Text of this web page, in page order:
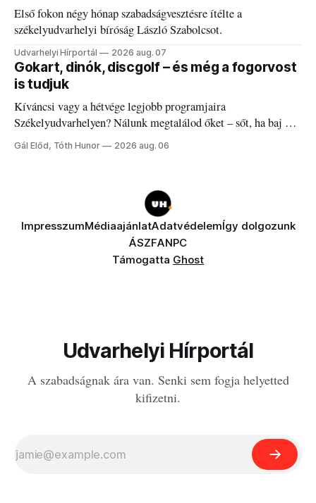
Első fokon négy hónap szabadságvesztésre ítélte a
székelyudvarhelyi bíróság László Szabolcsot.
Udvarhelyi Hírportál 2026 aug. 07
Gokart, dinók, discgolf – és még a fogorvost
is tudjuk
Kíváncsi vagy a hétvége legjobb programjaira
Székelyudvarhelyen? Nálunk megtalálod őket – sőt, ha baj van
a fogaddal, a fogorvosi ügyeletet is!
Gál Előd, Tóth Hunor 2026 aug. 06
ImpresszumMédiaajánlatAdatvédelemÍgy dolgozunk
ÁSZFANPC
Támogatta Ghost
Udvarhelyi Hírportál
A szabadságnak ára van. Senki sem fogja helyetted
kifizetni.